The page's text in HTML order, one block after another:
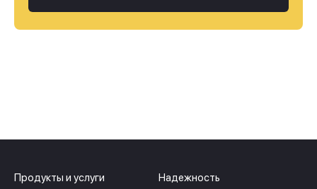
Продукты и услуги Надежность